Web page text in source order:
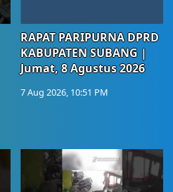
RAPAT PARIPURNA DPRD
KABUPATEN SUBANG |
Jumat, 8 Agustus 2026
7 Aug 2026, 10:51 PM